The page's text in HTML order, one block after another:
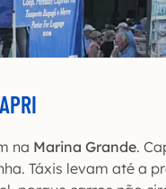
na Marina Grande.
Táxis levam até a